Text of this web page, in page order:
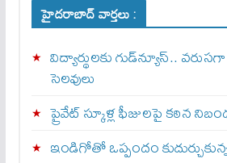
హైదరాబాద్ వార్తలు :
విద్యార్థులకు గుడ్‌న్యూస్..
సెలవులు
ప్రైవేట్ స్కూళ్ల ఫీజులపై కఠిన
ఇండిగోతో ఒప్పందం